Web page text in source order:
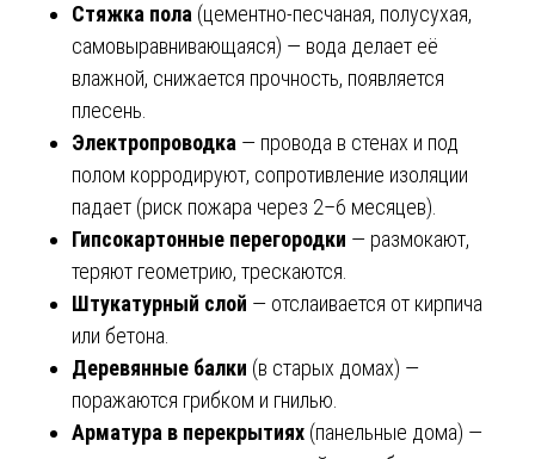
Стяжка пола (цементно-песчаная, полусухая,
самовыравнивающаяся) — вода делает её
влажной, снижается прочность, появляется
плесень.
Электропроводка — провода в стенах и под
полом корродируют, сопротивление изоляции
падает (риск пожара через 2–6 месяцев).
Гипсокартонные перегородки — размокают,
теряют геометрию, трескаются.
Штукатурный слой — отслаивается от кирпича
или бетона.
Деревянные балки (в старых домах) —
поражаются грибком и гнилью.
Арматура в перекрытиях (панельные дома) —